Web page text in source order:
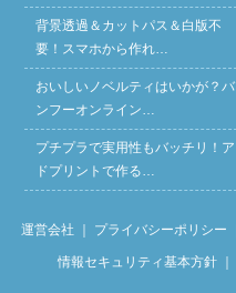
背景透過＆カットパス＆白版不
要！スマホから作れ…
おいしいノベルティはいかが？バ
ンフーオンライン…
プチプラで実用性もバッチリ！ア
ドプリントで作る…
運営会社 プライバシーポリシー
情報セキュリティ基本方針｜